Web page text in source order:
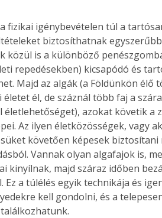
egyedi
vagy
is
Bárhol,
élve
az
A
fizikai igénybevételen túl a
biztosíthatnak
közül is a különböző
repedésekben) kicsapódó és
Majd az algák (a Földünkön
életet él, de száznál több faj a
életlehetőséget), azokat követik a
Az ilyen életközösségek, vagy
követően képesek
Vannak olyan algafajok is,
kinyílnak, majd száraz időben
Ez a túlélés egyik technikája és
kell gondolni, és a